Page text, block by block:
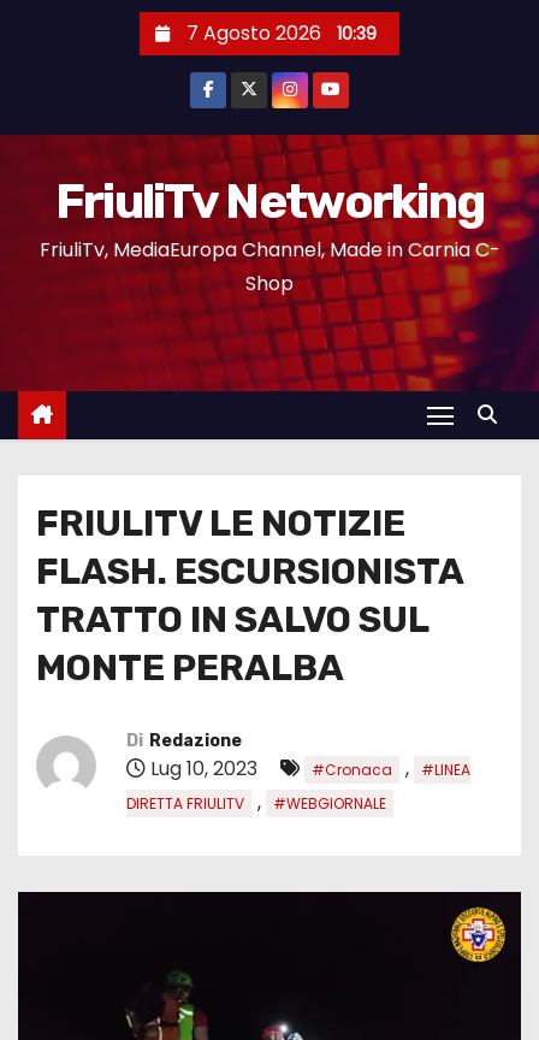
7 Agosto 2026 10:39
FriuliTv Networking
FriuliTv, MediaEuropa Channel, Made in Carnia C-
Shop
FRIULITV LE NOTIZIE
FLASH. ESCURSIONISTA
TRATTO IN SALVO SUL
MONTE PERALBA
Di Redazione
Lug 10, 2023 #Cronaca ,
#LINEA
DIRETTA FRIULITV
, #WEBGIORNALE